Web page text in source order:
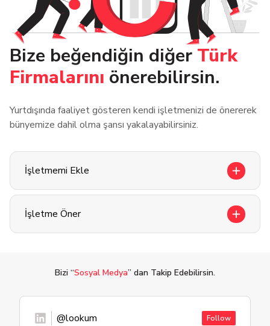
Bize beğendiğin diğer Türk
Firmalarını önerebilirsin.
Yurtdışında faaliyet gösteren kendi işletmenizi de önererek
bünyemize dahil olma şansı yakalayabilirsiniz.
İşletmemi Ekle
İşletme Öner
Bizi “Sosyal Medya” dan Takip Edebilirsin.
@lookum Follow